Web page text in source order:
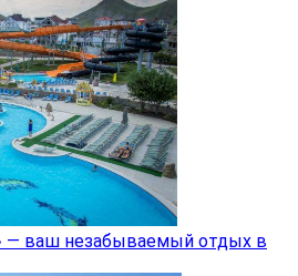
— ваш незабываемый отдых в